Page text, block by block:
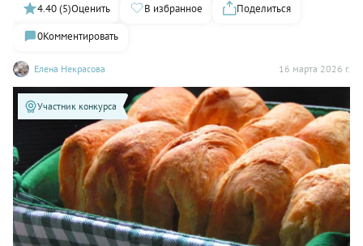
Елена Некрасова 16 марта 2026 г.
4.40 (5)Оценить В избранное
Поделиться
0Комментировать
Участник конкурса